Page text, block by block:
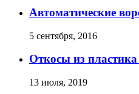
Автоматические
5 сентября, 2016
Откосы из
13 июля, 2019